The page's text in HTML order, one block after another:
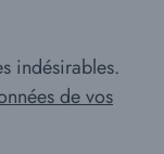
indésirables.
de vos